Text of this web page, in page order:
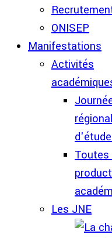
ONISEP
Manifestations
Activités
Toutes
Les JNE